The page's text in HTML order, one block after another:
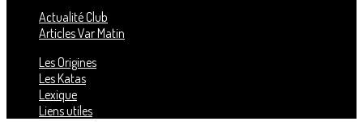
Actualité Club
Articles Var Matin
Les Origines
Les Katas
Lexique
Liens utiles